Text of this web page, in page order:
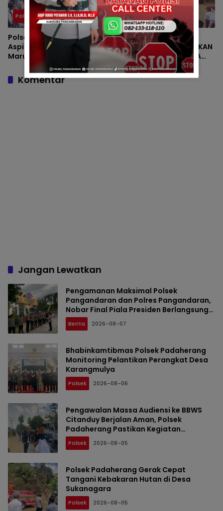
Polsek
Polsek Padaherang Kawal
Aspirasi Warga
Maruyungsari dalam
Audiensi Penanganan
Banjir di BBWS Citanduy
Polsek Sidamulih
KANIT BINMAS POLSEK
SIDAMULIH MELAKSANAKAN
GIAT PEMBINA UPACARA
BENDERA DI SD NEGERI 1
SIDAMULIH
Komentar
Jangan Lewatkan
Pengamanan Maksimal Polsek
Pangandaran dan Polres Pangandaran,
Nobar Final Piala Presiden Berlangsung
Aman
Berita 2026-08-07
Bhabinkamtibmas Polsek Padaherang
Monitoring Pelantikan Perangkat Desa
Karangmulya
Polsek 2026-08-06
Pengawalan Massa Audiensi ke BBWS
Citanduy Berjalan Aman, Polsek
Padaherang Pastikan Kegiatan
Berlangsung Kondusif
Polsek 2026-08-05
Polsek Padaherang Gerak Cepat
Tangani Kebakaran Hutan di Desa
Sukanagara
Polsek 2026-08-05